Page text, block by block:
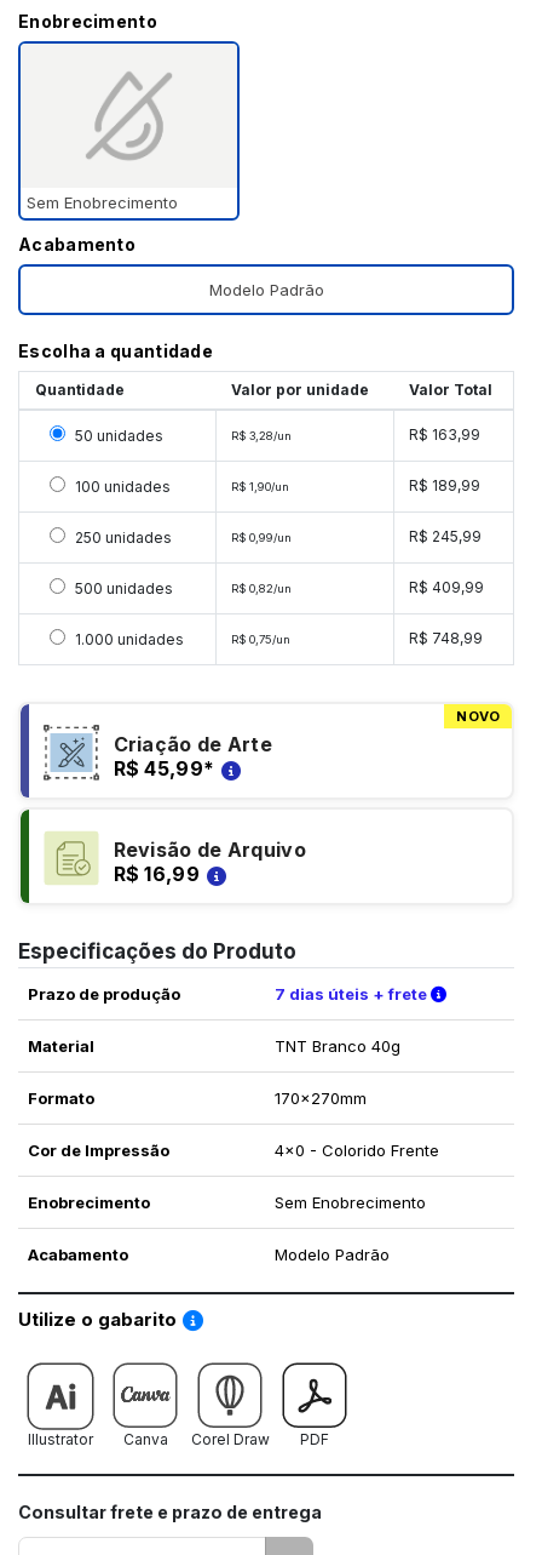
Enobrecimento
Sem Enobrecimento
Acabamento
Modelo Padrão
Escolha a quantidade
Quantidade Valor por unidade Valor Total
Selecionar 50 unidades
50 unidades R$ 3,28/un R$ 163,99
Selecionar 100 unidades
100 unidades R$ 1,90/un R$ 189,99
Selecionar 250 unidades
250 unidades R$ 0,99/un R$ 245,99
Selecionar 500 unidades
500 unidades R$ 0,82/un R$ 409,99
Selecionar 1000 unidades
1.000 unidades R$ 0,75/un R$ 748,99
NOVO
Criação de Arte
R$ 45,99*
Revisão de Arquivo
R$ 16,99
Especificações do Produto
Prazo de produção 7 dias úteis + frete Verifique
Material TNT Branco 40g
Formato 170x270mm
Cor de Impressão 4x0 - Colorido Frente
Enobrecimento Sem Enobrecimento
Acabamento Modelo Padrão
Utilize o gabarito Saiba como utilizar os nossos gabaritos
Illustrator Canva Corel Draw PDF
Consultar frete e prazo de entrega